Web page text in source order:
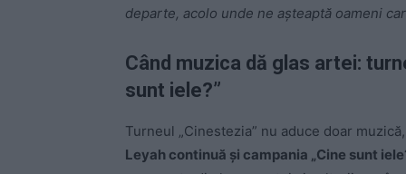
departe, acolo unde ne așteaptă oameni
Când muzica dă glas artei:
sunt iele?”
Turneul „Cinestezia” nu aduce doar
Leyah continuă și campania „Cine sunt